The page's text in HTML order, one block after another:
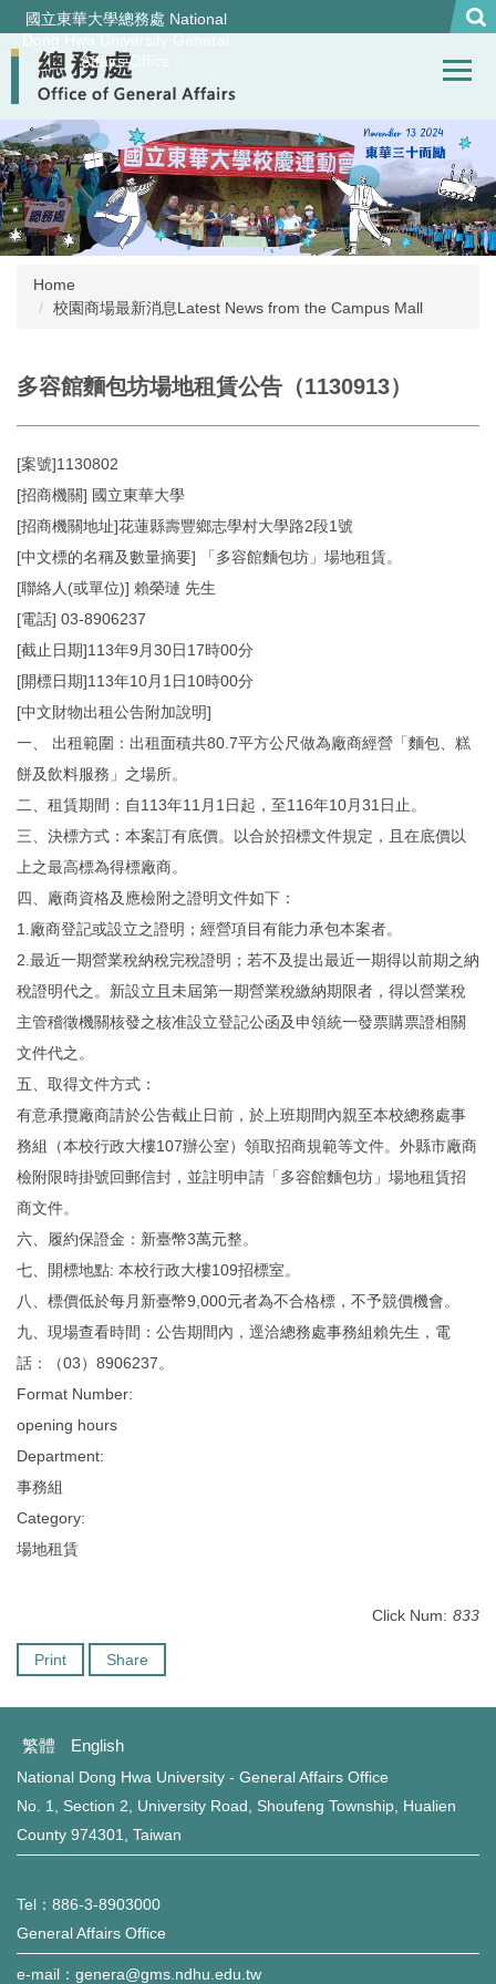
Jump
to
the
main
content
block
國立東華大學總務處 National
Dong Hwa University General
Affairs Office
Home
校園商場最新消息Latest News from the Campus Mall
多容館麵包坊場地租賃公告（1130913）
[案號]1130802
[招商機關] 國立東華大學
[招商機關地址]花蓮縣壽豐鄉志學村大學路2段1號
[中文標的名稱及數量摘要] 「多容館麵包坊」場地租賃。
[聯絡人(或單位)] 賴榮璉 先生
[電話] 03-8906237
[截止日期]113年9月30日17時00分
[開標日期]113年10月1日10時00分
[中文財物出租公告附加說明]
一、 出租範圍：出租面積共80.7平方公尺做為廠商經營「麵包、糕
餅及飲料服務」之場所。
二、租賃期間：自113年11月1日起，至116年10月31日止。
三、決標方式：本案訂有底價。以合於招標文件規定，且在底價以
上之最高標為得標廠商。
四、廠商資格及應檢附之證明文件如下：
1.廠商登記或設立之證明；經營項目有能力承包本案者。
2.最近一期營業稅納稅完稅證明；若不及提出最近一期得以前期之納
稅證明代之。新設立且未屆第一期營業稅繳納期限者，得以營業稅
主管稽徵機關核發之核准設立登記公函及申領統一發票購票證相關
文件代之。
五、取得文件方式：
有意承攬廠商請於公告截止日前，於上班期間內親至本校總務處事
務組（本校行政大樓107辦公室）領取招商規範等文件。外縣市廠商
檢附限時掛號回郵信封，並註明申請「多容館麵包坊」場地租賃招
商文件。
六、履約保證金：新臺幣3萬元整。
七、開標地點: 本校行政大樓109招標室。
八、標價低於每月新臺幣9,000元者為不合格標，不予競價機會。
九、現場查看時間：公告期間內，逕洽總務處事務組賴先生，電
話：（03）8906237。
Format Number:
opening hours
Department:
事務組
Category:
場地租賃
Click Num: 833
Print Share
繁體 English
National Dong Hwa University - General Affairs Office
No. 1, Section 2, University Road, Shoufeng Township, Hualien
County 974301, Taiwan
Tel：886-3-8903000
General Affairs Office
e-mail：genera@gms.ndhu.edu.tw